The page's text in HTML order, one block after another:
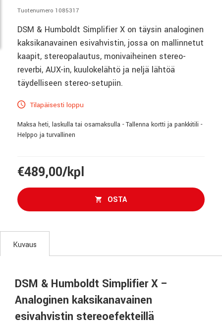
Tuotenumero 1085317
DSM & Humboldt Simplifier X on täysin analoginen
kaksikanavainen esivahvistin, jossa on mallinnetut
kaapit, stereopalautus, monivaiheinen stereo-
reverbi, AUX-in, kuulokelähtö ja neljä lähtöä
täydelliseen stereo-setupiin.
Tilapäisesti loppu
Maksa heti, laskulla tai osamaksulla - Tallenna kortti ja pankkitili -
Helppo ja turvallinen
€489,00/kpl
OSTA
Kuvaus
DSM & Humboldt Simplifier X –
Analoginen kaksikanavainen
esivahvistin stereoefekteillä